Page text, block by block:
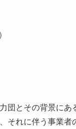
団とその背景にあ
それに伴う事業者